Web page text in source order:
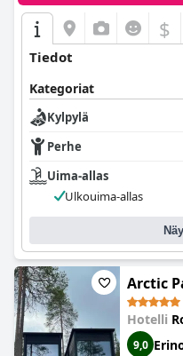
$
Tiedot
Kategoriat
Kylpylä
Perhe
Uima-allas
Ulkouima-allas
Arctic
Hotelli
9,0